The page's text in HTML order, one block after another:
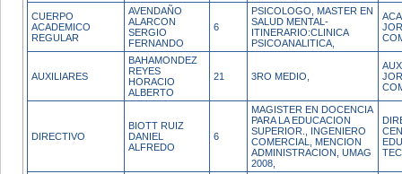
CUERPO
ACADEMICO
REGULAR
AVENDAÑO
ALARCON
SERGIO
FERNANDO
6
PSICOLOGO, MASTER EN
SALUD MENTAL-
ITINERARIO:CLINICA
PSICOANALITICA,
AUXILIARES
BAHAMONDEZ
REYES
HORACIO
ALBERTO
21 3RO MEDIO,
DIRECTIVO
BIOTT RUIZ
DANIEL
ALFREDO
6
MAGISTER EN DOCENCIA
PARA LA EDUCACION
SUPERIOR., INGENIERO
COMERCIAL, MENCION
ADMINISTRACION, UMAG
2008,